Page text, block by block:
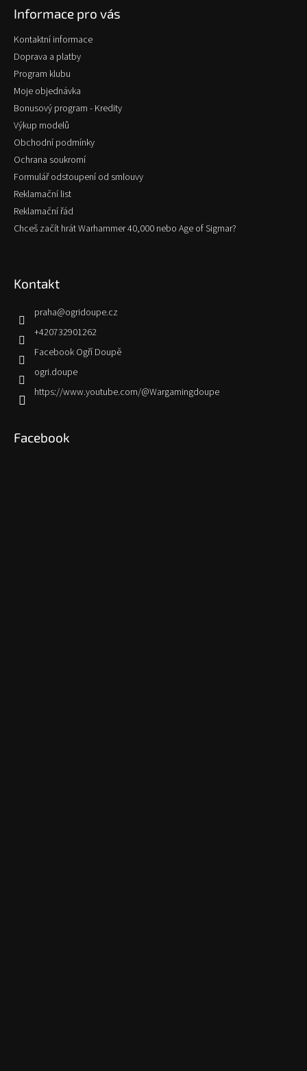
Informace pro vás
Kontaktní informace
Doprava a platby
Program klubu
Moje objednávka
Bonusový program - Kredity
Výkup modelů
Obchodní podmínky
Ochrana soukromí
Formulář odstoupení od smlouvy
Reklamační list
Reklamační řád
Chceš začít hrát Warhammer 40,000 nebo Age of Sigmar?
Kontakt
praha@ogridoupe.cz
+420732901262
Facebook Ogří Doupě
ogri.doupe
https://www.youtube.com/@Wargamingdoupe
Facebook